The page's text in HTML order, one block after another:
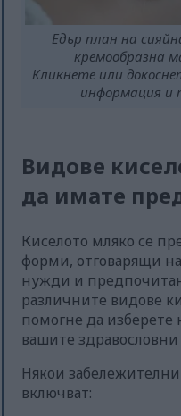
Едър план на
кремообразна
Кликнете или
информация и
Видове
да имате
Киселото мляко се
форми, отговарящи
нужди и
различните видове
помогне да изберете
вашите
Някои
включват: